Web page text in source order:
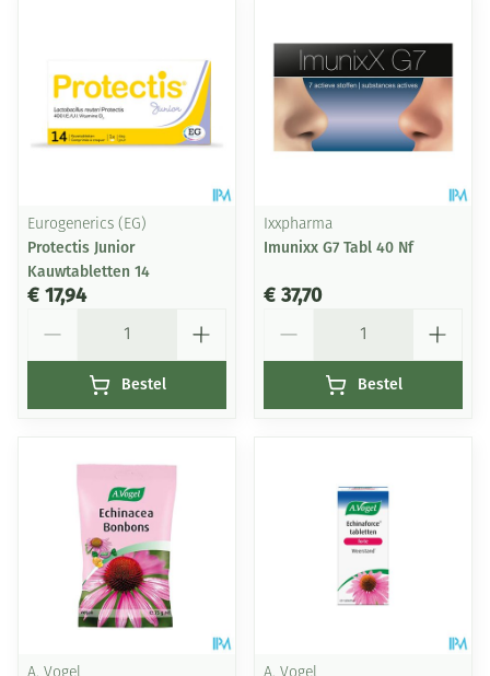
Eurogenerics (EG)
Protectis Junior
Kauwtabletten 14
€ 17,94
Bestel
Ixxpharma
Imunixx G7 Tabl 40 Nf
€ 37,70
Bestel